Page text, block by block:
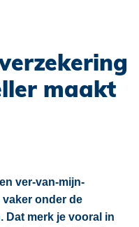
maakt
ver-van-mijn-
vaker onder de
Dat merk je vooral in